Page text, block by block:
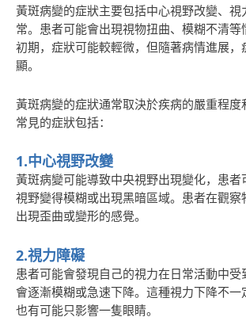
黃斑病變的症狀主要包括中心視野改變、視
常。患者可能會出現視物扭曲、模糊不清等
初期，症狀可能較輕微，但隨著病情進展，
顯。
黃斑病變的症狀通常取決於疾病的嚴重程
常見的症狀包括：
1.中心視野改變
黃斑病變可能導致中央視野出現變化，患
視野變得模糊或出現黑暗區域。 患者在觀察
出現歪曲或變形的感覺。
2.視力障礙
患者可能會發現自己的視力在日常活動中
會逐漸模糊或急速下降。這種視力下降不一
也有可能只影響一隻眼睛。